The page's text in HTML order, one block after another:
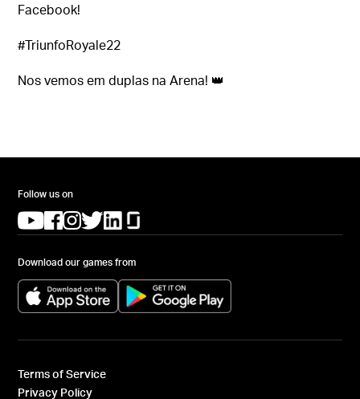
Facebook!
#TriunfoRoyale22
Nos vemos em duplas na Arena! 👑
Follow us on
(opens in a new tab)
(opens in a new tab)
(opens in a new tab)
(opens in a new tab)
(opens in a new tab)
Download our games from
(opens in a new tab) (opens in a new tab)
Terms of Service
Privacy Policy